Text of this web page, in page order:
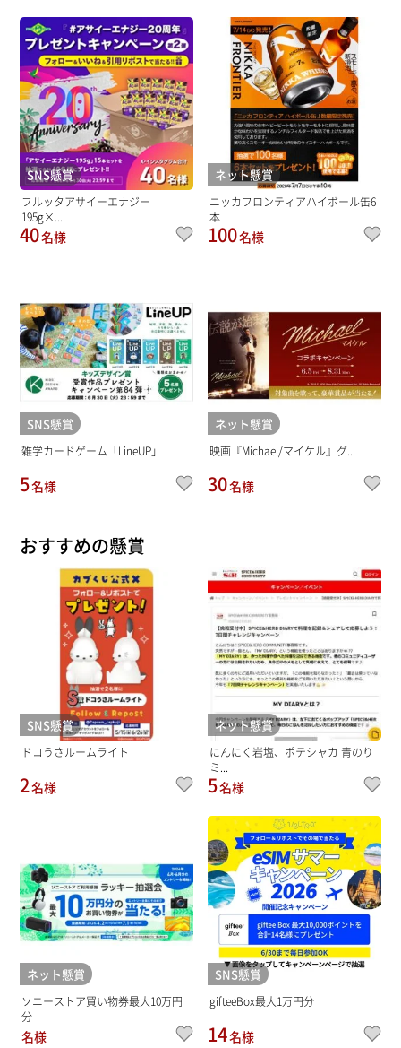
SNS懸賞
フルッタアサイーエナジー
195g×...
40名様
ネット懸賞
ニッカフロンティアハイボール缶6
本
100名様
SNS懸賞
雑学カードゲーム「LineUP」
5名様
ネット懸賞
映画『Michael/マイケル』グ...
30名様
おすすめの懸賞
SNS懸賞
ドコうさルームライト
2名様
ネット懸賞
にんにく岩塩、ポテシャカ 青のり
ミ...
5名様
ネット懸賞
ソニーストア買い物券最大10万円
分
名様
SNS懸賞
gifteeBox最大1万円分
14名様